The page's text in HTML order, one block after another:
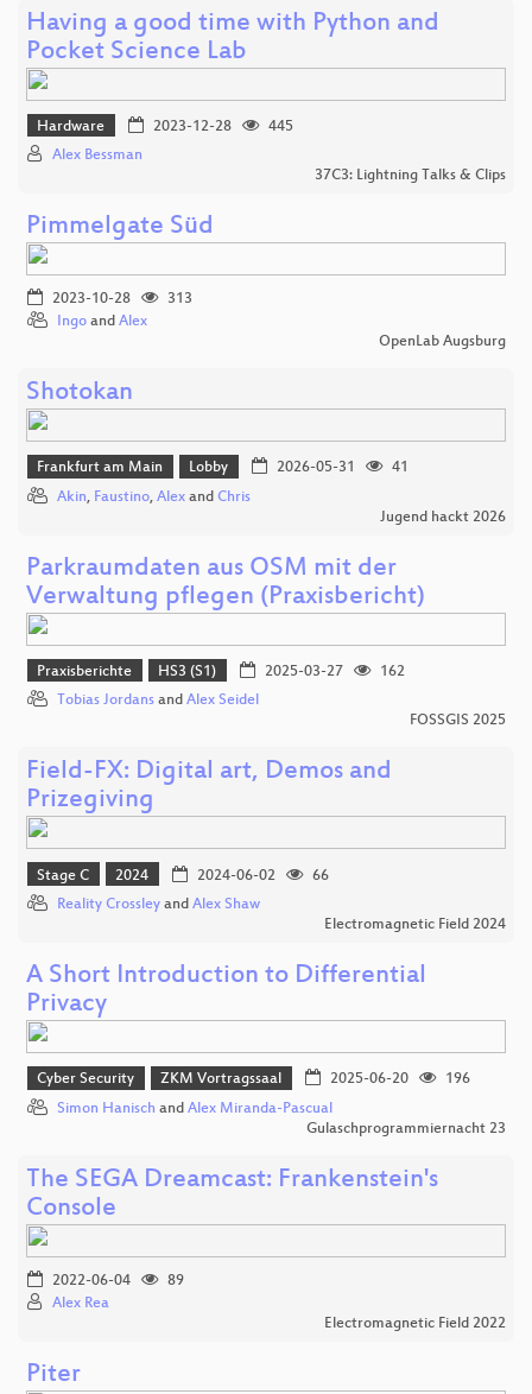
Having a good time with Python and
Pocket Science Lab
Hardware 2023-12-28
445
Alex Bessman
37C3: Lightning Talks & Clips
Pimmelgate Süd
2023-10-28
313
Ingo and Alex
OpenLab Augsburg
Shotokan
Frankfurt am Main Lobby 2026-05-31
41
Akin, Faustino, Alex and Chris
Jugend hackt 2026
Parkraumdaten aus OSM mit der
Verwaltung pflegen (Praxisbericht)
Praxisberichte HS3 (S1) 2025-03-27
162
Tobias Jordans and Alex Seidel
FOSSGIS 2025
Field-FX: Digital art, Demos and
Prizegiving
Stage C 2024 2024-06-02
66
Reality Crossley and Alex Shaw
Electromagnetic Field 2024
A Short Introduction to Differential
Privacy
Cyber Security ZKM Vortragssaal 2025-06-20
196
Simon Hanisch and Alex Miranda-Pascual
Gulaschprogrammiernacht 23
The SEGA Dreamcast: Frankenstein's
Console
2022-06-04
89
Alex Rea
Electromagnetic Field 2022
Piter